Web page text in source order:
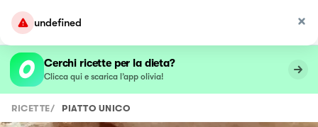
undefined
Cerchi ricette per la dieta?
Clicca qui e scarica l’app olivia!
RICETTE/ PIATTO UNICO